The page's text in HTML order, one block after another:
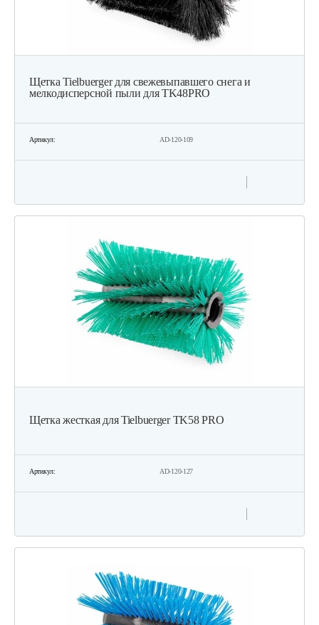
Щетка Tielbuerger для свежевыпавшего снега и
мелкодисперсной пыли для TK48PRO
Артикул: AD-120-109
Щетка жесткая для Tielbuerger TK58 PRO
Артикул: AD-120-127